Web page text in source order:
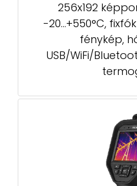
256x192
-20...+550°C,
fénykép,
USB/WiFi/